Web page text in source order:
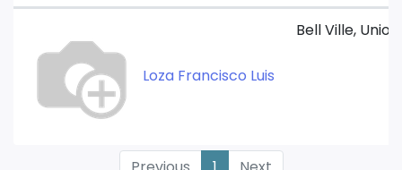
Loza Francisco Luis
Bell Ville,